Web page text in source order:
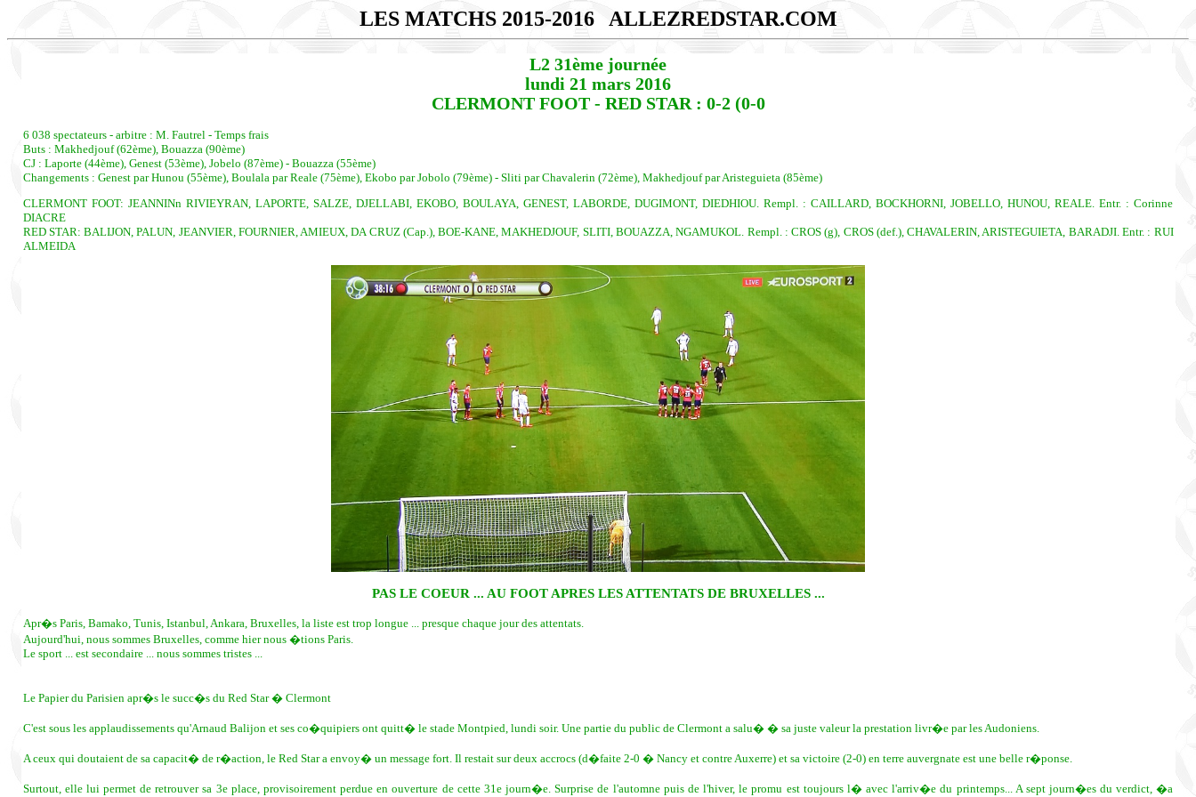
LES MATCHS 2015-2016 ALLEZREDSTAR.COM
L2 31ème journée
lundi 21 mars 2016
CLERMONT FOOT - RED STAR : 0-2 (0-0
6 038 spectateurs - arbitre : M. Fautrel - Temps frais
Buts : Makhedjouf (62ème), Bouazza (90ème)
CJ : Laporte (44ème), Genest (53ème), Jobelo (87ème) - Bouazza (55ème)
Changements : Genest par Hunou (55ème), Boulala par Reale (75ème), Ekobo par Jobolo (79ème) - Sliti par Chavalerin (72ème), Makhedjouf par Aristeguieta (85ème)
CLERMONT FOOT: JEANNINn RIVIEYRAN, LAPORTE, SALZE, DJELLABI, EKOBO, BOULAYA, GENEST, LABORDE, DUGIMONT, DIEDHIOU. Rempl. : CAILLARD, BOCKHORNI, JOBELLO, HUNOU, REALE. Entr. : Corinne
DIACRE
RED STAR: BALIJON, PALUN, JEANVIER, FOURNIER, AMIEUX, DA CRUZ (Cap.), BOE-KANE, MAKHEDJOUF, SLITI, BOUAZZA, NGAMUKOL. Rempl. : CROS (g), CROS (def.), CHAVALERIN, ARISTEGUIETA, BARADJI. Entr. : RUI
ALMEIDA
PAS LE COEUR ... AU FOOT APRES LES ATTENTATS DE BRUXELLES ...
Apr�s Paris, Bamako, Tunis, Istanbul, Ankara, Bruxelles, la liste est trop longue ... presque chaque jour des attentats.
Aujourd'hui, nous sommes Bruxelles, comme hier nous �tions Paris.
Le sport ... est secondaire ... nous sommes tristes ...
Le Papier du Parisien apr�s le succ�s du Red Star � Clermont
C'est sous les applaudissements qu'Arnaud Balijon et ses co�quipiers ont quitt� le stade Montpied, lundi soir. Une partie du public de Clermont a salu� � sa juste valeur la prestation livr�e par les Audoniens.
A ceux qui doutaient de sa capacit� de r�action, le Red Star a envoy� un message fort. Il restait sur deux accrocs (d�faite 2-0 � Nancy et contre Auxerre) et sa victoire (2-0) en terre auvergnate est une belle r�ponse.
Surtout, elle lui permet de retrouver sa 3e place, provisoirement perdue en ouverture de cette 31e journ�e. Surprise de l'automne puis de l'hiver, le promu est toujours l� avec l'arriv�e du printemps... A sept journ�es du verdict, �a